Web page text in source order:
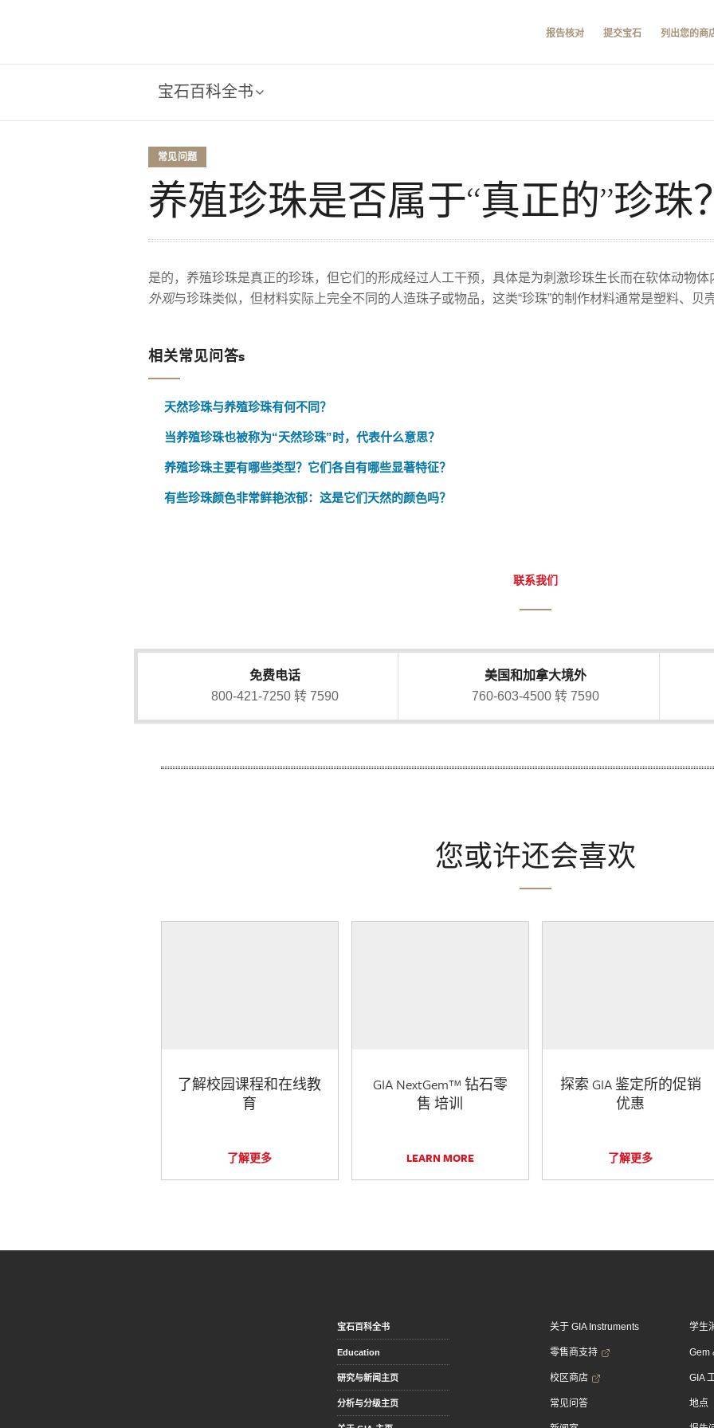
报告核对 提交宝石 列出您的商
宝石百科全书
常见问题
养殖珍珠是否属于“真正的”珍珠
是的，养殖珍珠是真正的珍珠，但它们的形成经过人工干预，具体是为刺激珍珠生长而在软体动物
外观与珍珠类似，但材料实际上完全不同的人造珠子或物品，这类“珍珠”的制作材料通常是塑料、贝
相关常见问答s
天然珍珠与养殖珍珠有何不同？
当养殖珍珠也被称为“天然珍珠”时，代表什么意思？
养殖珍珠主要有哪些类型？它们各自有哪些显著特征？
有些珍珠颜色非常鲜艳浓郁：这是它们天然的颜色吗？
联系我们
免费电话
800-421-7250 转 7590
美国和加拿大境外
760-603-4500 转 7590
您或许还会喜欢
了解校园课程和在线教
育
了解更多
GIA NextGem™ 钻石零
售 培训
LEARN MORE
探索 GIA 鉴定所的促销
优惠
了解更多
宝石百科全书
Education
研究与新闻主页
分析与分级主页
关于 GIA Instruments
零售商支持
校区商店
常见问答
学生
Gem
GIA
地点